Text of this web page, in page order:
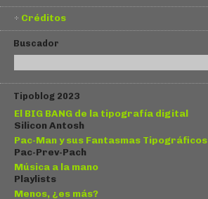
Créditos
Buscador
Tipoblog 2023
El BIG BANG de la tipografía digital
Silicon Antosh
Pac-Man y sus Fantasmas Tipográficos
Pac-Prev-Pach
Música a la mano
Playlists
Menos, ¿es más?